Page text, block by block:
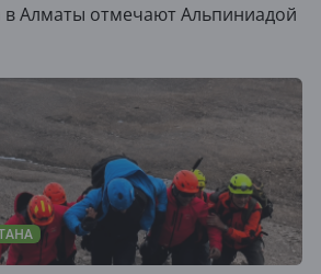
Алматы отмечают Альпиниадой